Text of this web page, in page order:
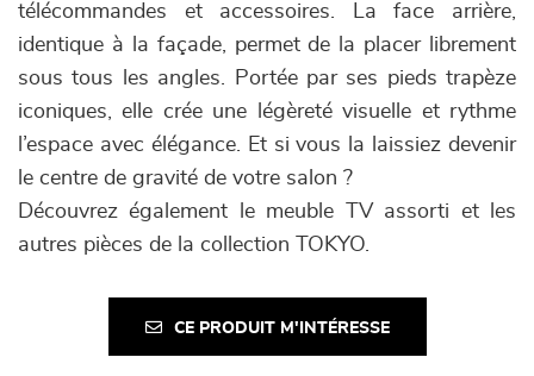
télécommandes et accessoires. La face arrière,
identique à la façade, permet de la placer librement
sous tous les angles. Portée par ses pieds trapèze
iconiques, elle crée une légèreté visuelle et rythme
l’espace avec élégance. Et si vous la laissiez devenir
le centre de gravité de votre salon ?
Découvrez également le meuble TV assorti et les
autres pièces de la collection TOKYO.
CE PRODUIT M'INTÉRESSE